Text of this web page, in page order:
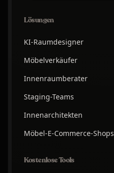
Lösungen
KI-Raumdesigner
Möbelverkäufer
Innenraumberater
Staging-Teams
Innenarchitekten
Möbel-E-Commerce-Shops
Kostenlose Tools